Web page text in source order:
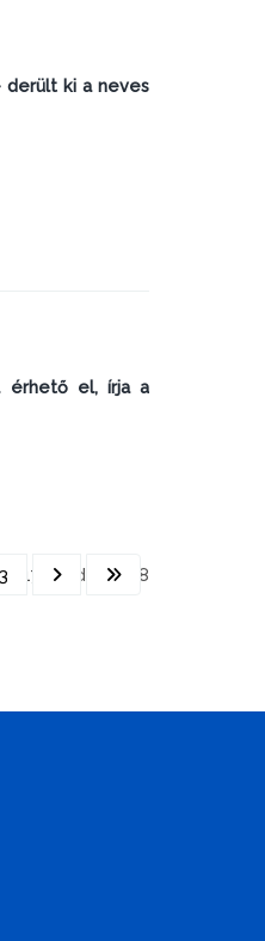
derült ki a neves
érhető el, írja a
179. oldal / 218